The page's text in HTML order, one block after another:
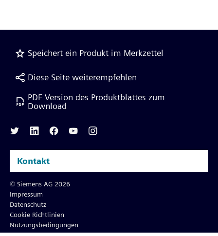
Speichert ein Produkt im Merkzettel
Diese Seite weiterempfehlen
PDF Version des Produktblattes zum
Download
Kontakt
© Siemens AG 2026
Impressum
Datenschutz
Cookie Richtlinien
Nutzungsbedingungen